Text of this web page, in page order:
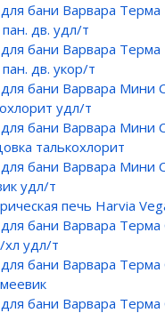
бани Варвара Терма
дв. удл/т
бани Варвара Терма
дв. укор/т
бани Варвара Мини
удл/т
бани Варвара Мини
талькохлорит
бани Варвара Мини
удл/т
печь Harvia
бани Варвара Терма
хл удл/т
бани Варвара Терма
бани Варвара Терма